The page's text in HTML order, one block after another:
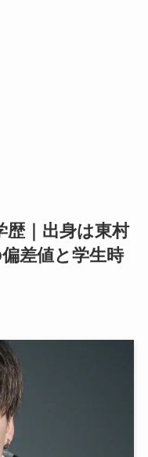
歴｜出身は東村
差値と学生時